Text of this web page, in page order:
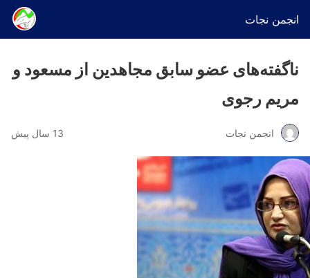
انجمن نجات
ناگفته‌های عضو سابق مجاهدین از مسعود و
مریم رجوی
انجمن نجات 13 سال پیش